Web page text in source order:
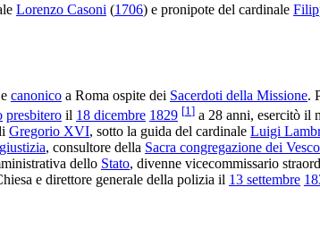
Lorenzo Casoni (1706) e pronipote del cardinale
canonico a Roma ospite dei Sacerdoti della Missione.
presbitero il 18 dicembre 1829 [1 ] a 28 anni, esercitò il
Gregorio XVI, sotto la guida del cardinale Luigi
, consultore della Sacra congregazione dei
dello Stato, divenne vicecommissario
e direttore generale della polizia il 13 settembre